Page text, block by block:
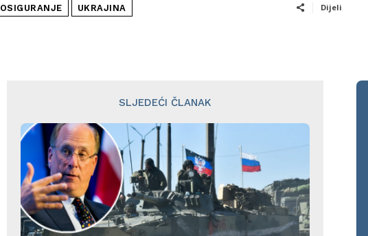
OSIGURANJE UKRAJINA Dijeli
SLJEDEĆI ČLANAK